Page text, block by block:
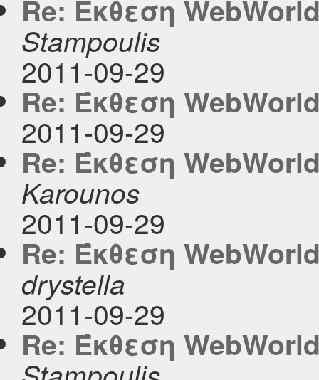
Re: Έκθεση
Stampoulis
2011-09-29
Re: Έκθεση
2011-09-29
Re: Έκθεση
Karounos
2011-09-29
Re: Έκθεση
drystella
2011-09-29
Re: Έκθεση